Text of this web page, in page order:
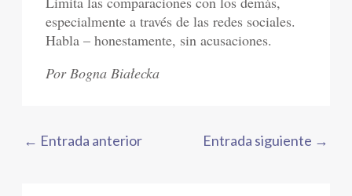
especialmente a través de las redes sociales.
Habla – honestamente, sin acusaciones.
Por Bogna Białecka
← Entrada anterior Entrada siguiente →